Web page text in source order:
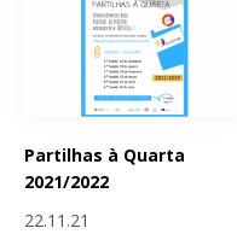
Partilhas à Quarta
2021/2022
22.11.21